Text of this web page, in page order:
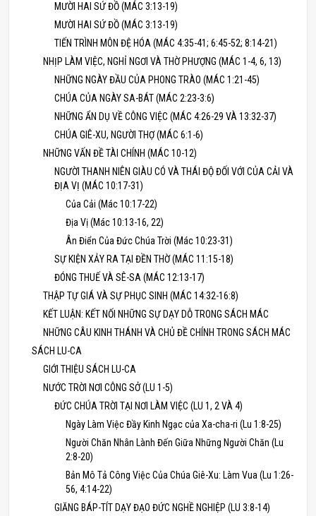
MƯỜI HAI SỨ ĐỒ (MÁC 3:13-19)
MƯỜI HAI SỨ ĐỒ (MÁC 3:13-19)
TIẾN TRÌNH MÔN ĐỆ HÓA (MÁC 4:35-41; 6:45-52; 8:14-21)
NHỊP LÀM VIỆC, NGHỈ NGƠI VÀ THỜ PHƯỢNG (MÁC 1-4, 6, 13)
NHỮNG NGÀY ĐẦU CỦA PHONG TRÀO (MÁC 1:21-45)
CHÚA CỦA NGÀY SA-BÁT (MÁC 2:23-3:6)
NHỮNG ẨN DỤ VỀ CÔNG VIỆC (MÁC 4:26-29 VÀ 13:32-37)
CHÚA GIÊ-XU, NGƯỜI THỢ (MÁC 6:1-6)
NHỮNG VẤN ĐỀ TÀI CHÍNH (MÁC 10-12)
NGƯỜI THANH NIÊN GIÀU CÓ VÀ THÁI ĐỘ ĐỐI VỚI CỦA CẢI VÀ
ĐỊA VỊ (MÁC 10:17-31)
Của Cải (Mác 10:17-22)
Địa Vị (Mác 10:13-16, 22)
Ân Điển Của Đức Chúa Trời (Mác 10:23-31)
SỰ KIỆN XẢY RA TẠI ĐỀN THỜ (MÁC 11:15-18)
ĐÓNG THUẾ VÀ SÊ-SA (MÁC 12:13-17)
THẬP TỰ GIÁ VÀ SỰ PHỤC SINH (MÁC 14:32-16:8)
KẾT LUẬN: KẾT NỐI NHỮNG SỰ DẠY DỖ TRONG SÁCH MÁC
NHỮNG CÂU KINH THÁNH VÀ CHỦ ĐỀ CHÍNH TRONG SÁCH MÁC
SÁCH LU-CA
GIỚI THIỆU SÁCH LU-CA
NƯỚC TRỜI NƠI CÔNG SỞ (LU 1-5)
ĐỨC CHÚA TRỜI TẠI NƠI LÀM VIỆC (LU 1, 2 VÀ 4)
Ngày Làm Việc Đầy Kinh Ngạc của Xa-cha-ri (Lu 1:8-25)
Người Chăn Nhân Lành Đến Giữa Những Người Chăn (Lu
2:8-20)
Bản Mô Tả Công Việc Của Chúa Giê-Xu: Làm Vua (Lu 1:26-
56, 4:14-22)
GIĂNG BÁP-TÍT DẠY ĐẠO ĐỨC NGHỀ NGHIỆP (LU 3:8-14)